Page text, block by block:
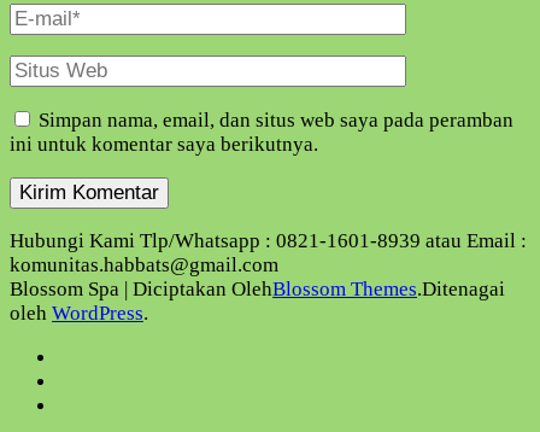
E-
Mail
Situs
Web
Simpan nama, email, dan situs web saya pada peramban
ini untuk komentar saya berikutnya.
Hubungi Kami Tlp/Whatsapp : 0821-1601-8939 atau Email :
komunitas.habbats@gmail.com
Blossom Spa | Diciptakan OlehBlossom Themes.Ditenagai
oleh WordPress.